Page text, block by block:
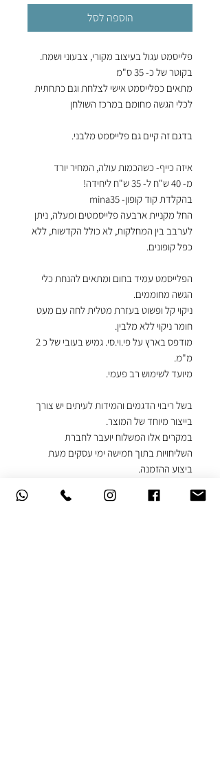
הוספה לסל
פלייסמט עגול בעיצוב מקורי, צבעוני ושמח.
בקוטר של כ- 35 ס"מ
מתאים כפלייסמט אישי לצלחת וגם כתחתית
לכלי הגשה מחומם במרכז השולחן
בדגם זה קיים גם פלייסמט מלבני.
איזה כייף- כשהכמות עולה, המחיר יורד
מ- 40 ש"ח ל- 35 ש"ח ליחידה!
בהקלדת קוד קופון- mina35
החל מקניית ארבעה פלייסמטים ומעלה, ניתן
לערבב בין המחלקות, לא כולל הקדשות, ללא
כפל קופונים.
הפלייסמט עמיד בחום ומתאים להנחת כלי
הגשה מחוממים.
ניקוי קל ופשוט בעזרת מטלית לחה עם מעט
חומר ניקוי ללא מלבין.
מודפס בארץ על פי.וי.סי. גמיש בעובי של כ 2
מ"מ.
מיועד לשימוש רב פעמי.
בשל ריבוי הדגמים והמידות לעיתים יש צורך
בייצור מיוחד של המוצר.
במקרים אלו המשלוח יועבר לחברת
השליחויות בתוך חמישה ימי עסקים מעת
ביצוע ההזמנה.
שלושה ימי עסקים.